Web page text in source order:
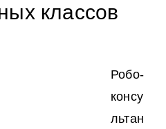
классов
Робо-
консу
льтан